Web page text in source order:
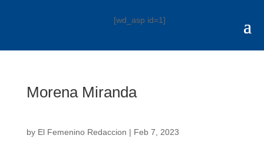
[wd_asp id=1]
Morena Miranda
by El Femenino Redaccion | Feb 7, 2023